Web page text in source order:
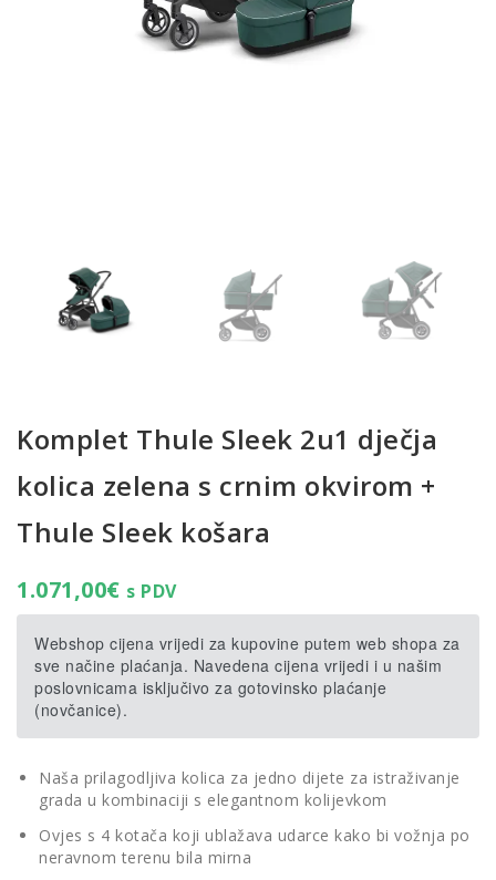
Komplet Thule Sleek 2u1 dječja
kolica zelena s crnim okvirom +
Thule Sleek košara
1.071,00€ s PDV
Webshop cijena vrijedi za kupovine putem web shopa za
sve načine plaćanja. Navedena cijena vrijedi i u našim
poslovnicama isključivo za gotovinsko plaćanje
(novčanice).
Naša prilagodljiva kolica za jedno dijete za istraživanje
grada u kombinaciji s elegantnom kolijevkom
Ovjes s 4 kotača koji ublažava udarce kako bi vožnja po
neravnom terenu bila mirna